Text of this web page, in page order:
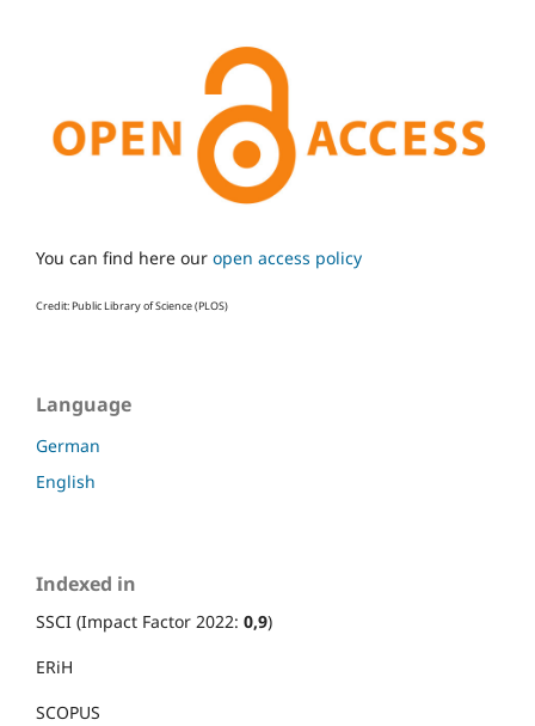
You can find here our open access policy
Credit: Public Library of Science (PLOS)
Language
German
English
Indexed in
SSCI (Impact Factor 2022: 0,9)
ERiH
SCOPUS